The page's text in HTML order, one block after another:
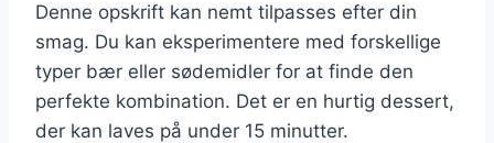
Denne opskrift kan nemt tilpasses efter din
smag. Du kan eksperimentere med forskellige
typer bær eller sødemidler for at finde den
perfekte kombination. Det er en hurtig dessert,
der kan laves på under 15 minutter.